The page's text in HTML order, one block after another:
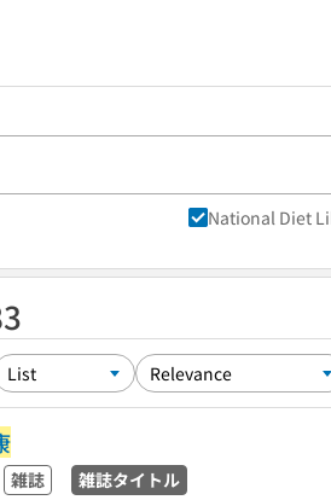
National Diet
雑誌 雑誌タイトル